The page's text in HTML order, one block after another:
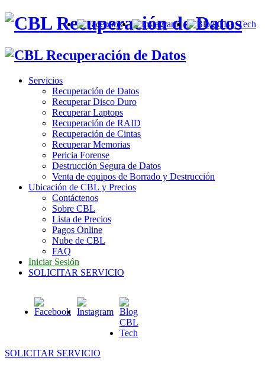
Servicios
Recuperación de Datos
Recuperar Disco Duro
Recuperar Laptops
Recuperación de RAID
Recuperación de Cintas
Recuperar Memorias
Pericia Forense
Destrucción Segura de Datos
Venta de equipos de Borrado y Destrucción
Ubicación de CBL y Precios
Contáctenos
Sobre CBL
Lista de Precios
Pagos Online
Nube de CBL
FAQ
Iniciar Sesión
SOLICITAR SERVICIO
SOLICITAR SERVICIO